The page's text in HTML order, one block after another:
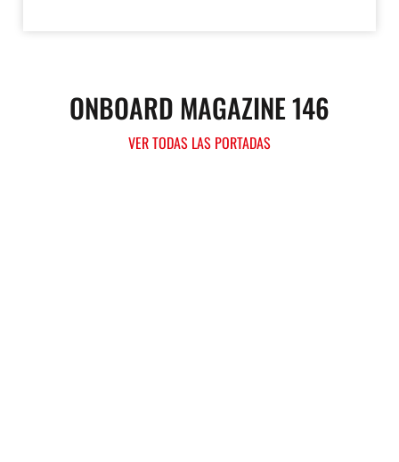
ONBOARD MAGAZINE 146
VER TODAS LAS PORTADAS